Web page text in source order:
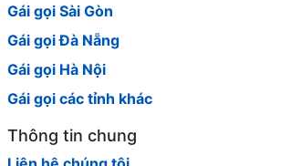
Gái gọi Sài Gòn
Gái gọi Đà Nẵng
Gái gọi Hà Nội
Gái gọi các tỉnh khác
Thông tin chung